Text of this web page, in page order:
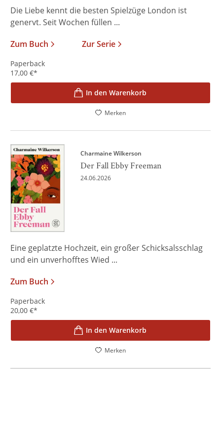
Die Liebe kennt die besten Spielzüge London ist
genervt. Seit Wochen füllen ...
Zum Buch
Zur Serie
Paperback
17,00 €*
In den Warenkorb
Merken
Charmaine Wilkerson
Der Fall Ebby Freeman
24.06.2026
Eine geplatzte Hochzeit, ein großer Schicksalsschlag
und ein unverhofftes Wied ...
Zum Buch
Paperback
20,00 €*
In den Warenkorb
Merken